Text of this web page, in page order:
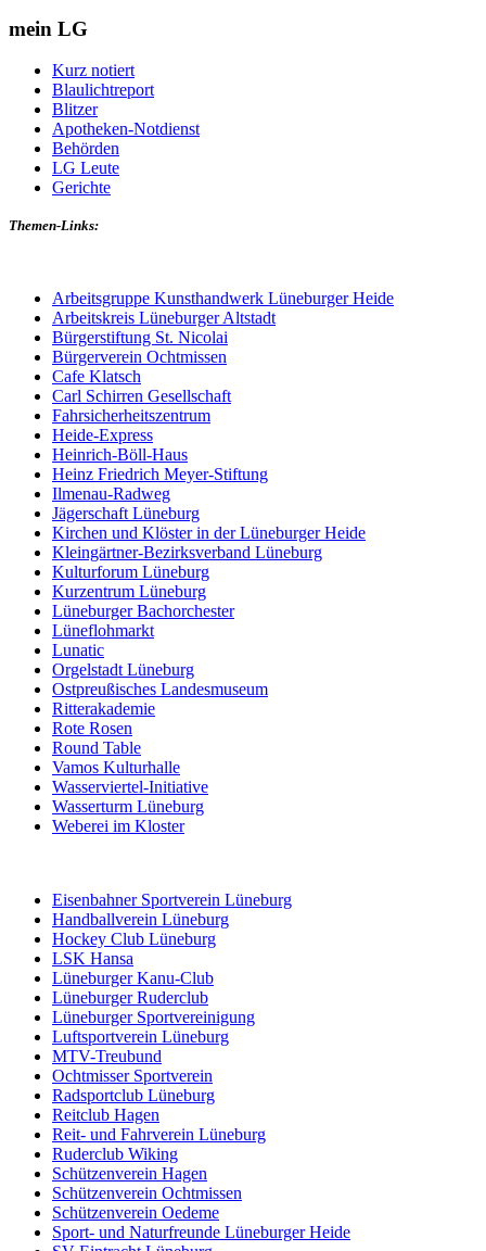
mein LG
Kurz notiert
Blaulichtreport
Blitzer
Apotheken-Notdienst
Behörden
LG Leute
Gerichte
Themen-Links:
Arbeitsgruppe Kunsthandwerk Lüneburger Heide
Arbeitskreis Lüneburger Altstadt
Bürgerstiftung St. Nicolai
Bürgerverein Ochtmissen
Cafe Klatsch
Carl Schirren Gesellschaft
Fahrsicherheitszentrum
Heide-Express
Heinrich-Böll-Haus
Heinz Friedrich Meyer-Stiftung
Ilmenau-Radweg
Jägerschaft Lüneburg
Kirchen und Klöster in der Lüneburger Heide
Kleingärtner-Bezirksverband Lüneburg
Kulturforum Lüneburg
Kurzentrum Lüneburg
Lüneburger Bachorchester
Lüneflohmarkt
Lunatic
Orgelstadt Lüneburg
Ostpreußisches Landesmuseum
Ritterakademie
Rote Rosen
Round Table
Vamos Kulturhalle
Wasserviertel-Initiative
Wasserturm Lüneburg
Weberei im Kloster
Eisenbahner Sportverein Lüneburg
Handballverein Lüneburg
Hockey Club Lüneburg
LSK Hansa
Lüneburger Kanu-Club
Lüneburger Ruderclub
Lüneburger Sportvereinigung
Luftsportverein Lüneburg
MTV-Treubund
Ochtmisser Sportverein
Radsportclub Lüneburg
Reitclub Hagen
Reit- und Fahrverein Lüneburg
Ruderclub Wiking
Schützenverein Hagen
Schützenverein Ochtmissen
Schützenverein Oedeme
Sport- und Naturfreunde Lüneburger Heide